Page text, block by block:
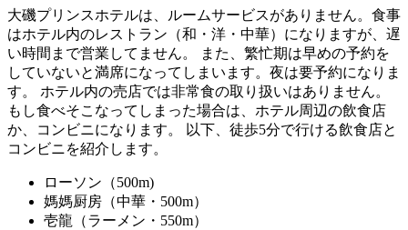
大磯プリンスホテルは、ルームサービスがありません。食事
はホテル内のレストラン（和・洋・中華）になりますが、遅
い時間まで営業してません。 また、繁忙期は早めの予約を
していないと満席になってしまいます。夜は要予約になりま
す。 ホテル内の売店では非常食の取り扱いはありません。
もし食べそこなってしまった場合は、ホテル周辺の飲食店
か、コンビニになります。 以下、徒歩5分で行ける飲食店と
コンビニを紹介します。
ローソン（500m)
媽媽厨房（中華・500m）
壱龍（ラーメン・550m）